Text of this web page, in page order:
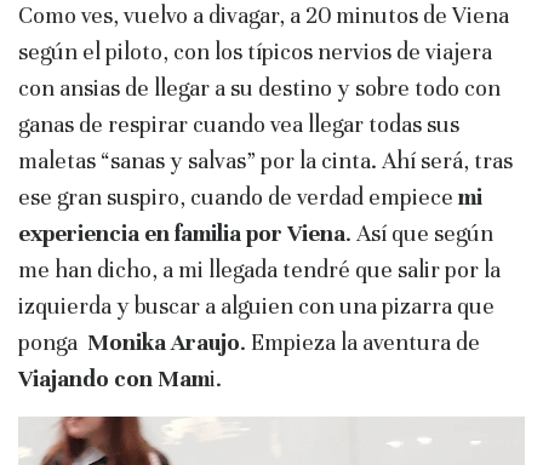
Como ves, vuelvo a divagar, a 20 minutos de Viena
según el piloto, con los típicos nervios de viajera
con ansias de llegar a su destino y sobre todo con
ganas de respirar cuando vea llegar todas sus
maletas “sanas y salvas” por la cinta. Ahí será, tras
ese gran suspiro, cuando de verdad empiece mi
experiencia en familia por Viena. Así que según
me han dicho, a mi llegada tendré que salir por la
izquierda y buscar a alguien con una pizarra que
ponga Monika Araujo. Empieza la aventura de
Viajando con Mami.
Reproductor